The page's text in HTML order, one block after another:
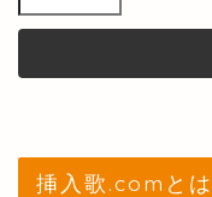
挿入歌.comとは